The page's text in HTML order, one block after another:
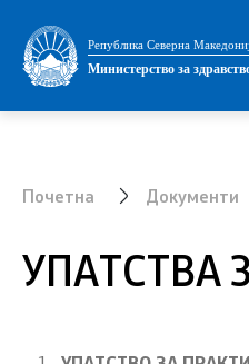
Република Северна
Министерство за
Министерство
Државен секретар
Интегритет
Почетна Документи
УПАТСТВА